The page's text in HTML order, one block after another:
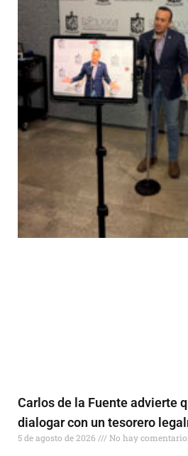
Carlos de la Fuente advierte
dialogar con un tesorero
5 de agosto de 2026 No hay